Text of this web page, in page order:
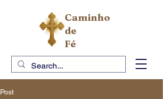
Caminho
de
Fé
Post